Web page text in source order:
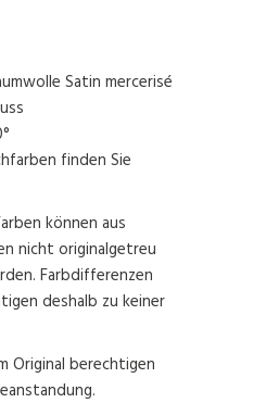
Satin mercerisé
finden Sie
können aus
nicht originalgetreu
Farbdifferenzen
deshalb zu keiner
Original berechtigen